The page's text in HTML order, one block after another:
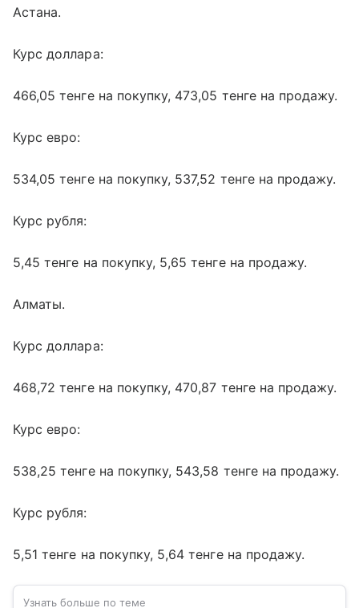
Астана.
Курс доллара:
466,05 тенге на покупку, 473,05 тенге на продажу.
Курс евро:
534,05 тенге на покупку, 537,52 тенге на продажу.
Курс рубля:
5,45 тенге на покупку, 5,65 тенге на продажу.
Алматы.
Курс доллара:
468,72 тенге на покупку, 470,87 тенге на продажу.
Курс евро:
538,25 тенге на покупку, 543,58 тенге на продажу.
Курс рубля:
5,51 тенге на покупку, 5,64 тенге на продажу.
Узнать больше по теме